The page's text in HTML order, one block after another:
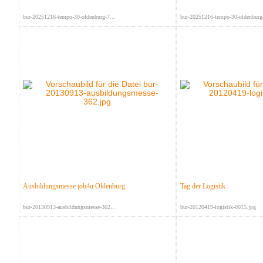
bur-20251216-tempo-30-oldenburg-7... bur-20251216-tempo-30-
Ausbildungsmesse job4u Oldenburg
bur-20130913-ausbildungsmesse-362...
Tag der Logistik
bur-20120419-logistik-0015.jpg